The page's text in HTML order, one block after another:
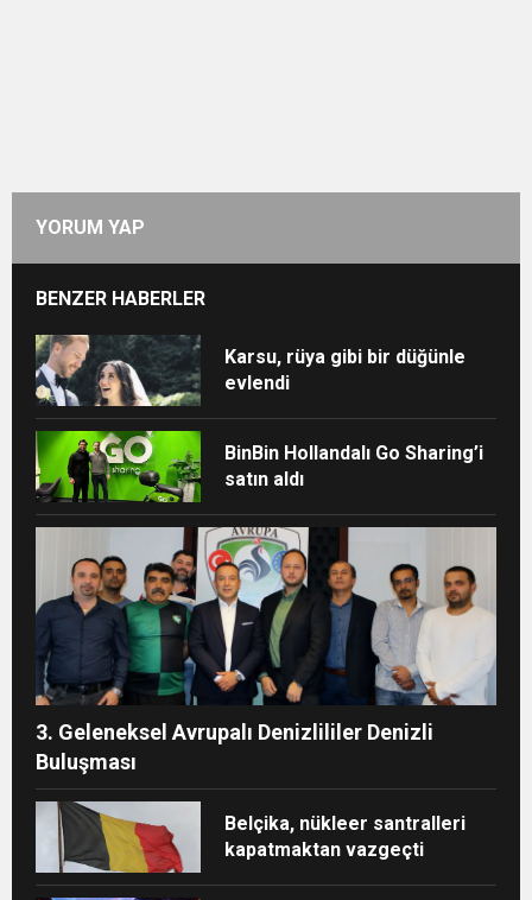
YORUM YAP
BENZER HABERLER
Karsu, rüya gibi bir düğünle
evlendi
BinBin Hollandalı Go Sharing’i
satın aldı
3. Geleneksel Avrupalı Denizlililer Denizli
Buluşması
Belçika, nükleer santralleri
kapatmaktan vazgeçti